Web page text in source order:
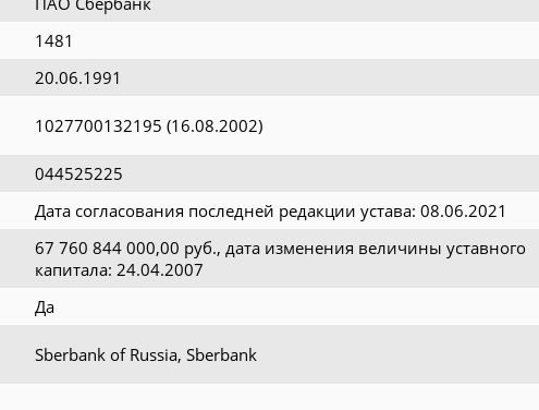
1481
20.06.1991
1027700132195 (16.08.2002)
044525225
Дата согласования последней редакции устава: 08.06.2021
67 760 844 000,00 руб., дата изменения величины уставного
капитала: 24.04.2007
Да
Sberbank of Russia, Sberbank